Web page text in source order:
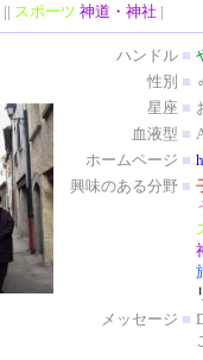
|| スポーツ 神道・神社 |
ハンドル ■
性別 ■
星座 ■
血液型 ■
ホームページ ■
興味のある分野 ■
メッセージ ■